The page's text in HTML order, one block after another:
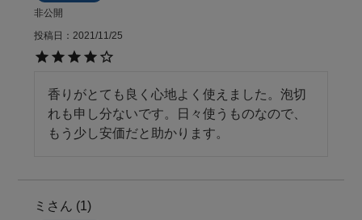
非公開
投稿日
2021/11/25
香りがとても良く心地よく使えました。泡切
れも申し分ないです。日々使うものなので、
もう少し安価だと助かります。
ミ 1